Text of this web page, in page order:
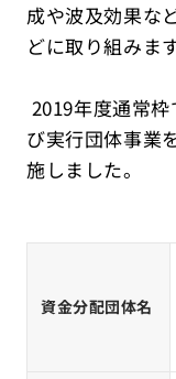
成や波及効果な
どに取り組みます
2019年度通常
び実行団体事業
施しました。
資金分配団体名